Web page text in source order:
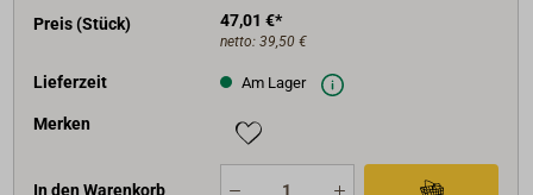
Preis (Stück)
47,01 €*
netto: 39,50 €
Lieferzeit Am Lager
Merken
In den Warenkorb